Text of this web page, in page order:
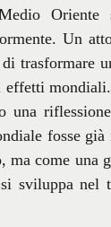
Oriente
Un
trasformare
una
fosse
ma come una
si sviluppa nel